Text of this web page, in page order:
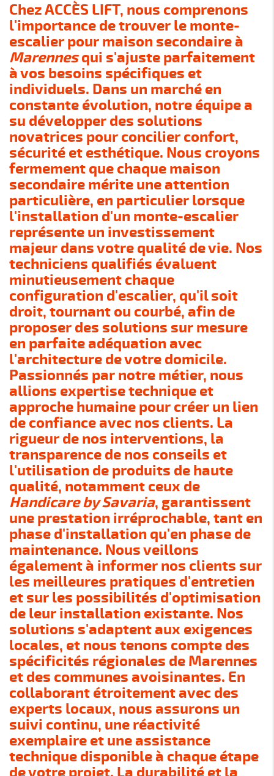
Chez ACCÈS LIFT, nous comprenons
l'importance de trouver le monte-
escalier pour maison secondaire à
Marennesqui s'ajuste parfaitement
à vos besoins spécifiques et
individuels. Dans un marché en
constante évolution, notre équipe a
su développer des solutions
novatrices pour concilier confort,
sécurité et esthétique. Nous croyons
fermement que chaque maison
secondaire mérite une attention
particulière, en particulier lorsque
l'installation d'un monte-escalier
représente un investissement
majeur dans votre qualité de vie. Nos
techniciens qualifiés évaluent
minutieusement chaque
configuration d'escalier, qu'il soit
droit, tournant ou courbé, afin de
proposer des solutions sur mesure
en parfaite adéquation avec
l'architecture de votre domicile.
Passionnés par notre métier, nous
allions expertise technique et
approche humaine pour créer un lien
de confiance avec nos clients. La
rigueur de nos interventions, la
transparence de nos conseils et
l'utilisation de produits de haute
qualité, notamment ceux de
Handicare by Savaria, garantissent
une prestation irréprochable, tant en
phase d'installation qu'en phase de
maintenance. Nous veillons
également à informer nos clients sur
les meilleures pratiques d'entretien
et sur les possibilités d'optimisation
de leur installation existante. Nos
solutions s'adaptent aux exigences
locales, et nous tenons compte des
spécificités régionales de Marennes
et des communes avoisinantes. En
collaborant étroitement avec des
experts locaux, nous assurons un
suivi continu, une réactivité
exemplaire et une assistance
technique disponible à chaque étape
de votre projet. La durabilité et la